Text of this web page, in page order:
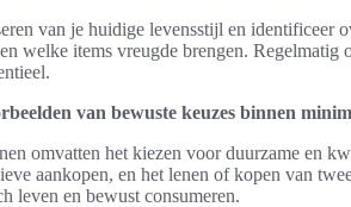
van je huidige levensstijl en identificeer
welke items vreugde brengen. Regelmatig
van bewuste keuzes binnen
omvatten het kiezen voor duurzame en
aankopen, en het lenen of kopen van
leven en bewust consumeren.